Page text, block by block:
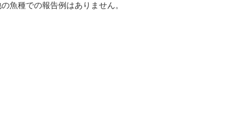
魚種での報告例はありません。